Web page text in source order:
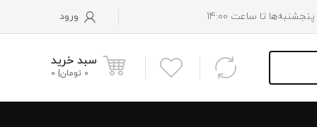
ورود
سبد خرید
0 تومان 0